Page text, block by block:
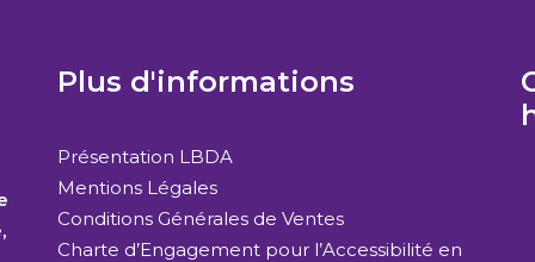
Plus d'informations
Présentation LBDA
Mentions Légales
Conditions Générales de Ventes
Charte d’Engagement pour l’Accessibilité en